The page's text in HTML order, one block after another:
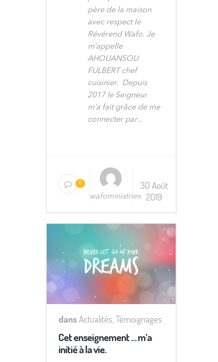
père de la maison
avec respect le
Révérend Wafo. Je
m’appelle
AHOUANSOU
FULBERT chef
cuisinier. Depuis
2017 le Seigneur
m’a fait grâce de me
connecter par...
0
wafoministries
30 Août
2019
dansActualités,Témoignages
Cet enseignement … m’a
initié à la vie.